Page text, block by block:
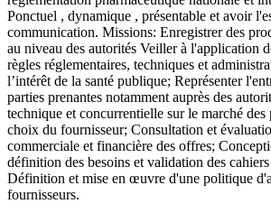
Ponctuel , dynamique , présentable et avoir
communication. Missions: Enregistrer des
au niveau des autorités Veiller à l'application
règles réglementaires, techniques et
l’intérêt de la santé publique; Représenter
parties prenantes notamment auprès des
technique et concurrentielle sur le marché
choix du fournisseur; Consultation et
commerciale et financière des offres;
définition des besoins et validation des cahiers
Définition et mise en œuvre d'une politique
fournisseurs.